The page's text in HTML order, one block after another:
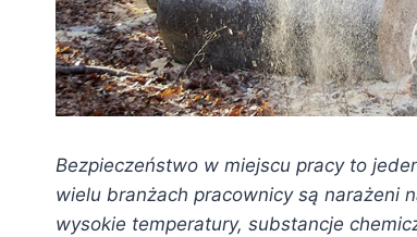
Bezpieczeństwo w miejscu pracy to
wielu branżach pracownicy są narażeni
wysokie temperatury, substancje